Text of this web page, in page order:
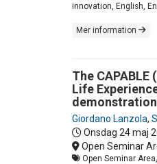
innovation, English,
Mer information
The
Life
demonstration
Giordano Lanzola,
Onsdag 24 maj
Open Seminar
Open Seminar